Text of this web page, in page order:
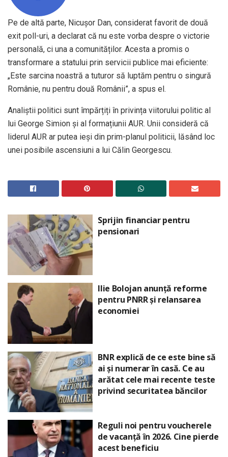
Pe de altă parte, Nicușor Dan, considerat favorit de două
exit poll-uri, a declarat că nu este vorba despre o victorie
personală, ci una a comunităților. Acesta a promis o
transformare a statului prin servicii publice mai eficiente:
„Este sarcina noastră a tuturor să luptăm pentru o singură
Românie, nu pentru două Românii”, a spus el.
Analiștii politici sunt împărțiți în privința viitorului politic al
lui George Simion și al formațiunii AUR. Unii consideră că
liderul AUR ar putea ieși din prim-planul politicii, lăsând loc
unei posibile ascensiuni a lui Călin Georgescu.
Sprijin financiar pentru
pensionari
Ilie Bolojan anunță reforme
pentru PNRR și relansarea
economiei
BNR explică de ce este bine să
ai și numerar în casă. Ce au
arătat cele mai recente teste
privind securitatea băncilor
Reguli noi pentru voucherele
de vacanță în 2026. Cine pierde
acest beneficiu